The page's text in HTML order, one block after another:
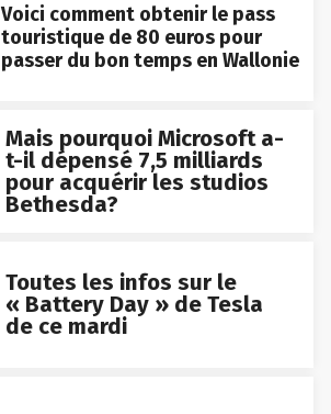
Voici comment obtenir le pass
touristique de 80 euros pour
passer du bon temps en Wallonie
Mais pourquoi Microsoft a-
t-il dépensé 7,5 milliards
pour acquérir les studios
Bethesda?
Toutes les infos sur le
« Battery Day » de Tesla
de ce mardi